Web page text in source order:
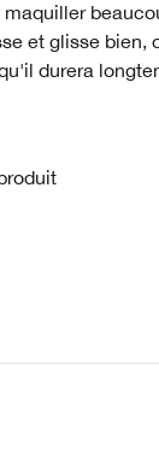
et glisse bien,
durera